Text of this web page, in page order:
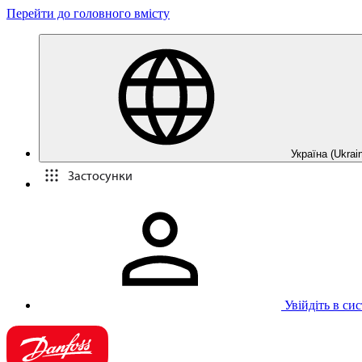
Перейти до головного вмісту
Україна
Застосунки
Увійдіть в